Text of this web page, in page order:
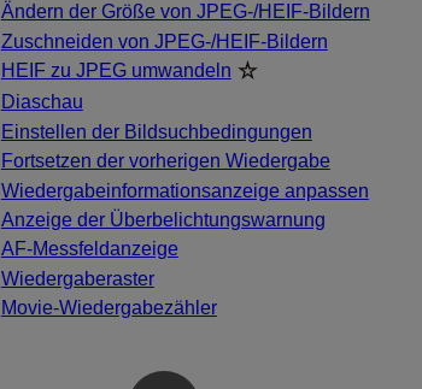
Ändern der Größe von JPEG-/HEIF-Bildern
Zuschneiden von JPEG-/HEIF-Bildern
HEIF zu JPEG umwandeln
Diaschau
Einstellen der Bildsuchbedingungen
Fortsetzen der vorherigen Wiedergabe
Wiedergabeinformationsanzeige anpassen
Anzeige der Überbelichtungswarnung
AF-Messfeldanzeige
Wiedergaberaster
Movie-Wiedergabezähler